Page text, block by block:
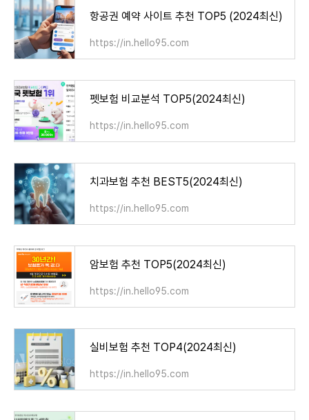
항공권 예약 사이트 추천 TOP5 (2024최신)
https://in.hello95.com
펫보험 비교분석 TOP5(2024최신)
https://in.hello95.com
치과보험 추천 BEST5(2024최신)
https://in.hello95.com
암보험 추천 TOP5(2024최신)
https://in.hello95.com
실비보험 추천 TOP4(2024최신)
https://in.hello95.com